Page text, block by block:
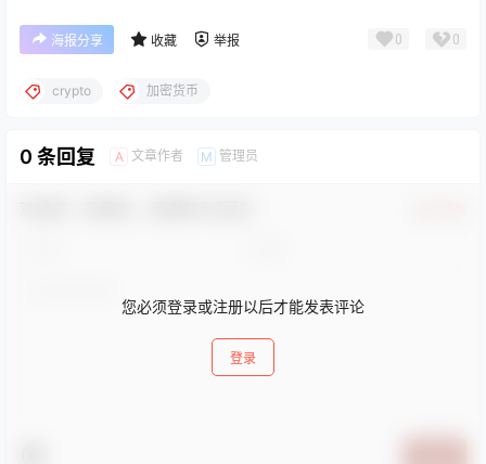
海报分享 收藏 举报 0 0
crypto 加密货币
0 条回复 A 文章作者 M 管理员
您必须登录或注册以后才能发表评论
登录